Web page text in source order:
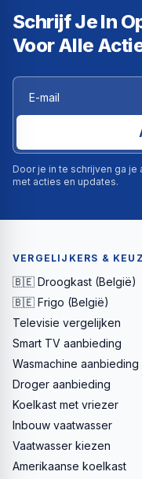
Schrijf Je In
Voor Alle
Door je in te schrijven ga
met acties en updates.
VERGELIJKERS &
🇧🇪 Droogkast (België)
🇧🇪 Frigo (België)
Televisie vergelijken
Smart TV aanbieding
Wasmachine aanbieding
Droger aanbieding
Koelkast met vriezer
Inbouw vaatwasser
Vaatwasser kiezen
Amerikaanse koelkast